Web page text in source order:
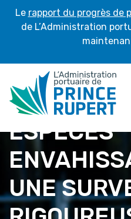
Le rapport du progrès de
de L’Administration
ESPÈCES
UNE